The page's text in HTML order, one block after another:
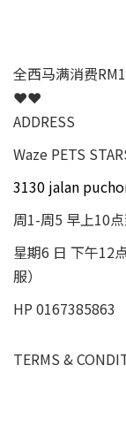
全西马满消费
❤❤
ADDRESS
Waze PETS
3130 jalan
周1-周5 早上10
星期6 日 下午12
服）
HP 0167385863
TERMS &